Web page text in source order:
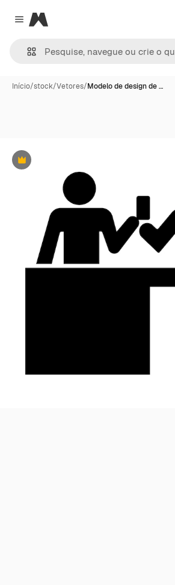
Close menu
Magnific
Início/stock/Vetores/Modelo de design de …
Premium